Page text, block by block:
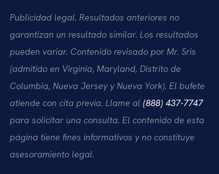
Publicidad legal. Resultados anteriores no
garantizan un resultado similar. Los resultados
pueden variar. Contenido revisado por Mr. Sris
(admitido en Virginia, Maryland, Distrito de
Columbia, Nueva Jersey y Nueva York). El bufete
atiende con cita previa. Llame al (888) 437-7747
para solicitar una consulta. El contenido de esta
página tiene fines informativos y no constituye
asesoramiento legal.